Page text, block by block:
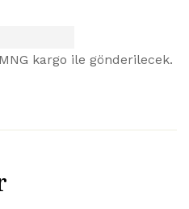
kargo ile gönderilecek.